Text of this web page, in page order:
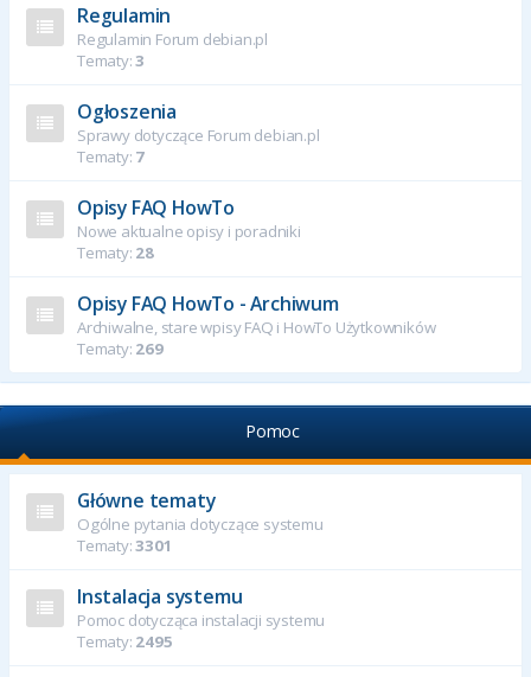
Regulamin
Regulamin Forum debian.pl
Tematy:3
Ogłoszenia
Sprawy dotyczące Forum debian.pl
Tematy: 7
Opisy FAQ HowTo
Nowe aktualne opisy i poradniki
Tematy: 28
Opisy FAQ HowTo - Archiwum
Archiwalne, stare wpisy FAQ i HowTo Użytkowników
Tematy: 269
Pomoc
Główne tematy
Ogólne pytania dotyczące systemu
Tematy:3301
Instalacja systemu
Pomoc dotycząca instalacji systemu
Tematy: 2495